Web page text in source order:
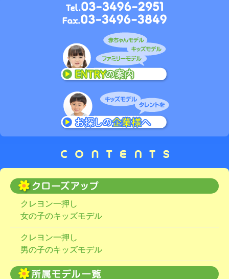
クレヨン一押し
女の子のキッズモデル
クレヨン一押し
男の子のキッズモデル